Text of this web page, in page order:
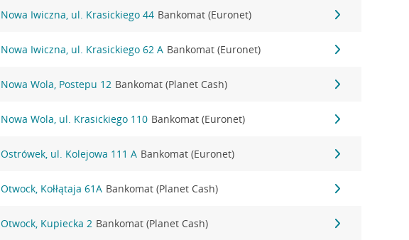
Nowa Iwiczna, ul. Krasickiego 44 Bankomat (Euronet)
Nowa Iwiczna, ul. Krasickiego 62 A Bankomat (Euronet)
Nowa Wola, Postepu 12 Bankomat (Planet Cash)
Nowa Wola, ul. Krasickiego 110 Bankomat (Euronet)
Ostrówek, ul. Kolejowa 111 A Bankomat (Euronet)
Otwock, Kołłątaja 61A Bankomat (Planet Cash)
Otwock, Kupiecka 2 Bankomat (Planet Cash)